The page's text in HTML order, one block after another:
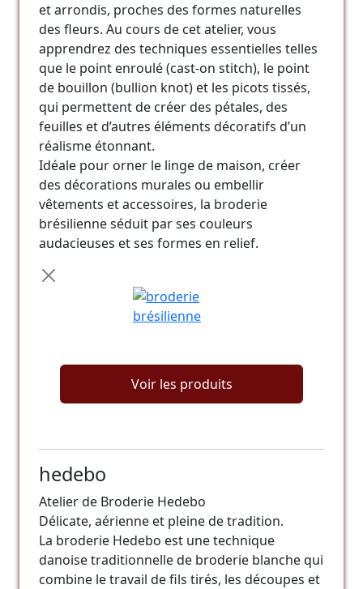
et arrondis, proches des formes naturelles
des fleurs. Au cours de cet atelier, vous
apprendrez des techniques essentielles telles
que le point enroulé (cast-on stitch), le point
de bouillon (bullion knot) et les picots tissés,
qui permettent de créer des pétales, des
feuilles et d’autres éléments décoratifs d’un
réalisme étonnant.
Idéale pour orner le linge de maison, créer
des décorations murales ou embellir
vêtements et accessoires, la broderie
brésilienne séduit par ses couleurs
audacieuses et ses formes en relief.
Voir les produits
hedebo
Atelier de Broderie Hedebo
Délicate, aérienne et pleine de tradition.
La broderie Hedebo est une technique
danoise traditionnelle de broderie blanche qui
combine le travail de fils tirés, les découpes et